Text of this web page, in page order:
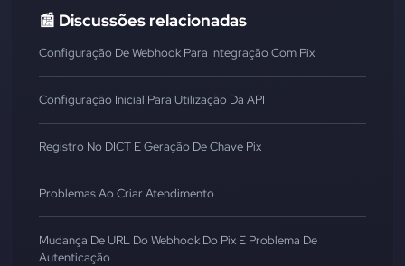
📰 Discussões relacionadas
Configuração De Webhook Para Integração Com Pix
Configuração Inicial Para Utilização Da API
Registro No DICT E Geração De Chave Pix
Problemas Ao Criar Atendimento
Mudança De URL Do Webhook Do Pix E Problema De
Autenticação